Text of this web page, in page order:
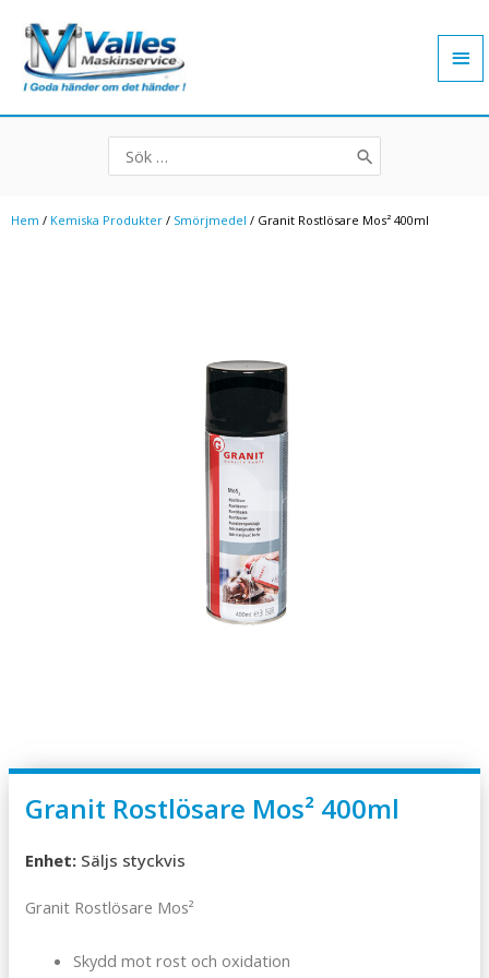
innehåll
Search
for:
Hem / Kemiska Produkter / Smörjmedel / Granit Rostlösare Mos² 400ml
Granit Rostlösare Mos² 400ml
Enhet: Säljs styckvis
Granit Rostlösare Mos²
Skydd mot rost och oxidation